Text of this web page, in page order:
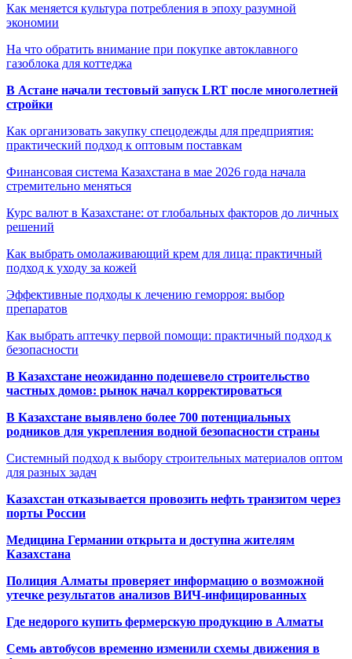
Как меняется культура потребления в эпоху разумной
экономии
На что обратить внимание при покупке автоклавного
газоблока для коттеджа
В Астане начали тестовый запуск LRT после многолетней
стройки
Как организовать закупку спецодежды для предприятия:
практический подход к оптовым поставкам
Финансовая система Казахстана в мае 2026 года начала
стремительно меняться
Курс валют в Казахстане: от глобальных факторов до личных
решений
Как выбрать омолаживающий крем для лица: практичный
подход к уходу за кожей
Эффективные подходы к лечению геморроя: выбор
препаратов
Как выбрать аптечку первой помощи: практичный подход к
безопасности
В Казахстане неожиданно подешевело строительство
частных домов: рынок начал корректироваться
В Казахстане выявлено более 700 потенциальных
родников для укрепления водной безопасности страны
Системный подход к выбору строительных материалов оптом
для разных задач
Казахстан отказывается провозить нефть транзитом через
порты России
Медицина Германии открыта и доступна жителям
Казахстана
Полиция Алматы проверяет информацию о возможной
утечке результатов анализов ВИЧ-инфицированных
Где недорого купить фермерскую продукцию в Алматы
Семь автобусов временно изменили схемы движения в